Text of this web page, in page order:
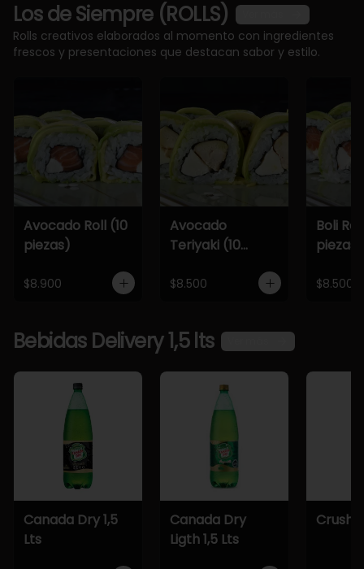
Los de Siempre (ROLLS)
Rolls creativos elaborados al momento con ingredientes
frescos y presentaciones que destacan sabor y estilo.
Avocado Roll (10
piezas)
$8.900
Avocado
Teriyaki (10
$8.500
Boli
piezas)
$8.500
Bebidas Delivery 1,5 lts
Canada Dry 1,5
Lts
Canada Dry
Ligth 1,5 Lts
Crush